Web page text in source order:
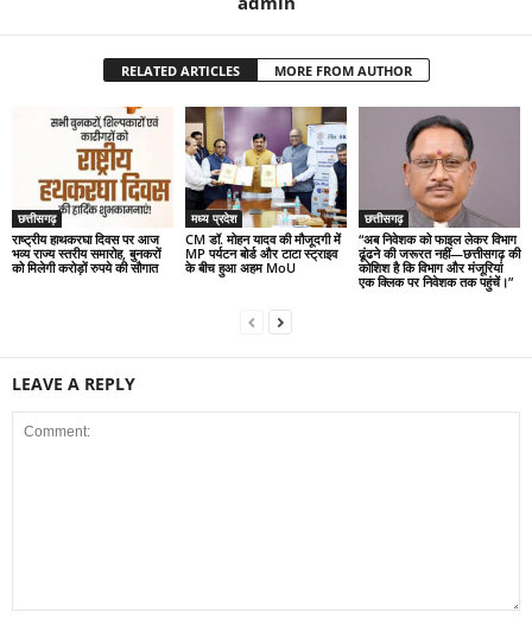
RELATED ARTICLES MORE FROM AUTHOR
छत्तीसगढ़
राष्ट्रीय हाथकरघा दिवस पर आज
भव्य राज्य स्तरीय समारोह, बुनकरों
को मिलेगी करोड़ों रुपये की सौगात
मध्य प्रदेश
CM डॉ. मोहन यादव की मौजूदगी में
MP पर्यटन बोर्ड और टाटा स्ट्राइव
के बीच हुआ अहम MoU
छत्तीसगढ़
“अब निवेशक को फाइल लेकर विभाग
ढूंढने की जरूरत नहीं—छत्तीसगढ़ की
कोशिश है कि विभाग और मंजूरियां
एक क्लिक पर निवेशक तक पहुंचें।”
LEAVE A REPLY